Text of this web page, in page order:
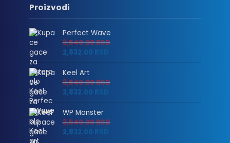
Proizvodi
Perfect Wave
3,540.00RSD
2,832.00 RSD
Keel Art
3,540.00RSD
2,832.00 RSD
WP Monster
3,540.00RSD
2,832.00 RSD